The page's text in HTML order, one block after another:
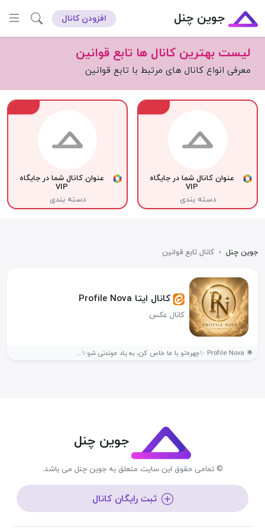
جوین چنل افزودن کانال
لیست بهترین کانال ها تابع قوانین
معرفی انواع کانال های مرتبط با تابع قوانین
عنوان کانال شما در جایگاه
VIP
دسته بندی
عنوان کانال شما در جایگاه
VIP
دسته بندی
جوین چنل › کانال تابع قوانین
کانال ایتا Profile Nova
کانال عکس
🌟 Profile Nova ✨چهره‌تو با ما خاص کن، به یاد موندنی شو✨...
جوین چنل
© تمامی حقوق این سایت متعلق به جوین چنل می باشد.
ثبت رایگان کانال